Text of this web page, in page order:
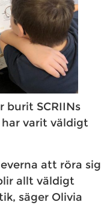
burit SCRIINs
varit väldigt
att röra sig
allt väldigt
säger Olivia